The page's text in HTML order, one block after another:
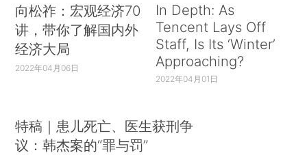
向松祚：宏观经济70
讲，带你了解国内外
经济大局
2022年04月06日
In Depth: As
Tencent Lays Off
Staff, Is Its ‘Winter’
Approaching?
2022年04月01日
特稿｜患儿死亡、医生获刑争
议：韩杰案的“罪与罚”